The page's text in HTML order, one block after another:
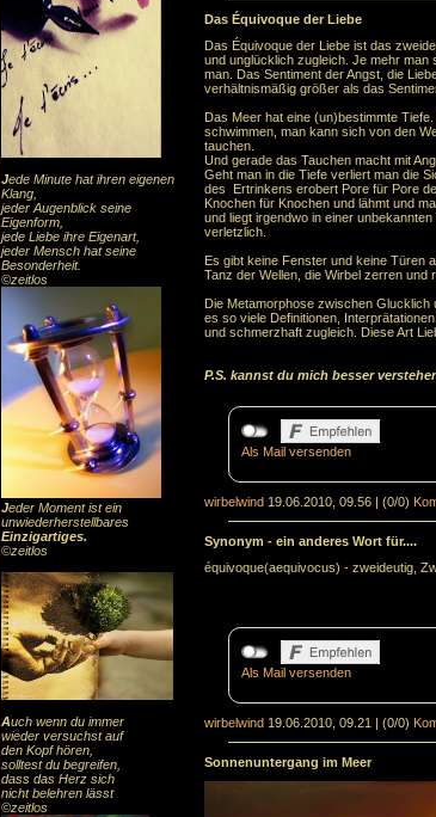
Jede Minute hat ihren eigenen
Klang,
jeder Augenblick seine
Eigenform,
jede Liebe ihre Eigenart,
jeder Mensch hat seine
Besonderheit.
©zeitlos
Jeder Moment ist ein
unwiederherstellbares
Einzigartiges.
©zeitlos
Auch wenn du immer
wieder versuchst auf
den Kopf hören,
solltest du begreifen,
dass das Herz sich
nicht belehren lässt
©zeitlos
Das Équivoque der Liebe
Das Équivoque der Liebe ist das
und unglücklich zugleich. Je mehr man
man. Das Sentiment der Angst, die
verhältnismäßig größer als das
Das Meer hat eine (un)bestimmte
schwimmen, man kann sich von den
tauchen.
Und gerade das Tauchen macht mit
Geht man in die Tiefe verliert man die
des Ertrinkens erobert Pore für Pore
Knochen für Knochen und lähmt und
und liegt irgendwo in einer
verletzlich.
Es gibt keine Fenster und keine Türen
Tanz der Wellen, die Wirbel zerren und
Die Metamorphose zwischen
es so viele Definitionen,
und schmerzhaft zugleich. Diese Art
P.S. kannst du mich besser
Als Mail versenden
wirbelwind 19.06.2010, 09.56 (0/0)
Synonym - ein anderes Wort für....
équivoque(aequivocus) - zweideutig,
Als Mail versenden
wirbelwind 19.06.2010, 09.21 (0/0)
Sonnenuntergang im Meer